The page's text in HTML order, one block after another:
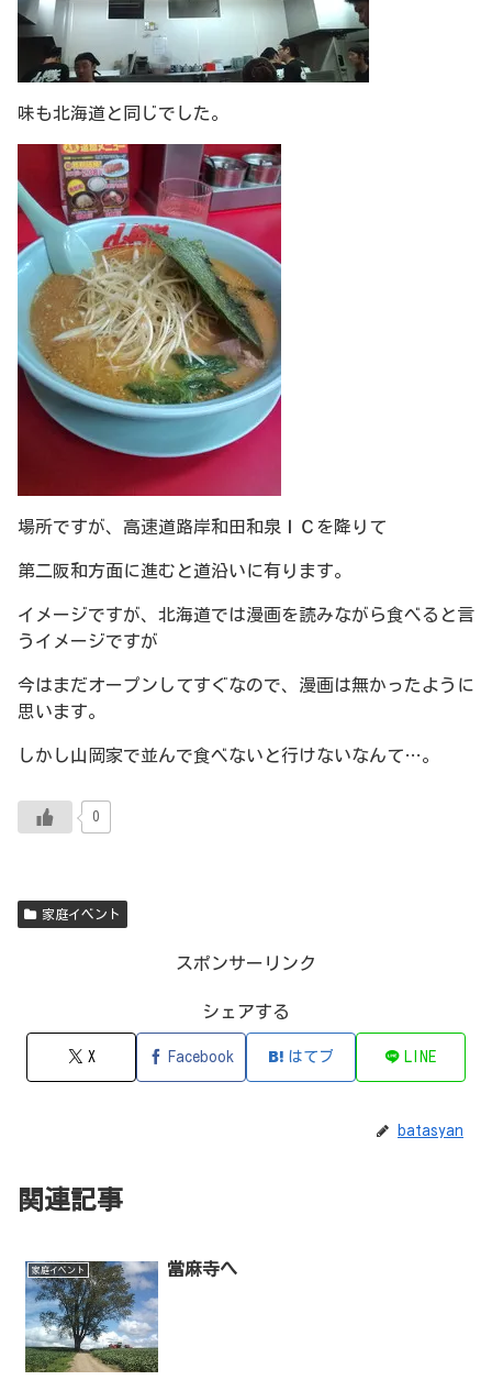
味も北海道と同じでした。
場所ですが、高速道路岸和田和泉ＩＣを降りて
第二阪和方面に進むと道沿いに有ります。
イメージですが、北海道では漫画を読みながら食べると言
うイメージですが
今はまだオープンしてすぐなので、漫画は無かったように
思います。
しかし山岡家で並んで食べないと行けないなんて…。
0
家庭イベント
スポンサーリンク
シェアする
X Facebook はてブ LINE
batasyan
関連記事
家庭イベント 當麻寺へ